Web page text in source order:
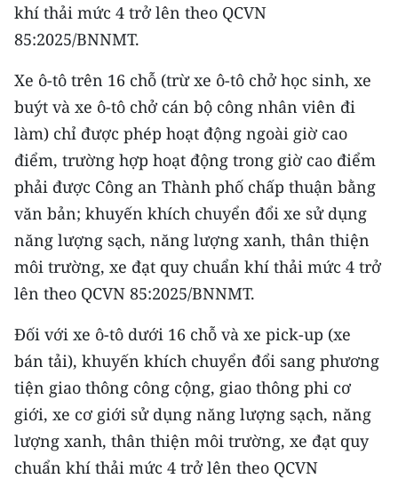
khí thải mức 4 trở lên theo QCVN
85:2025/BNNMT.
Xe ô-tô trên 16 chỗ (trừ xe ô-tô chở học sinh, xe
buýt và xe ô-tô chở cán bộ công nhân viên đi
làm) chỉ được phép hoạt động ngoài giờ cao
điểm, trường hợp hoạt động trong giờ cao điểm
phải được Công an Thành phố chấp thuận bằng
văn bản; khuyến khích chuyển đổi xe sử dụng
năng lượng sạch, năng lượng xanh, thân thiện
môi trường, xe đạt quy chuẩn khí thải mức 4 trở
lên theo QCVN 85:2025/BNNMT.
Đối với xe ô-tô dưới 16 chỗ và xe pick-up (xe
bán tải), khuyến khích chuyển đổi sang phương
tiện giao thông công cộng, giao thông phi cơ
giới, xe cơ giới sử dụng năng lượng sạch, năng
lượng xanh, thân thiện môi trường, xe đạt quy
chuẩn khí thải mức 4 trở lên theo QCVN